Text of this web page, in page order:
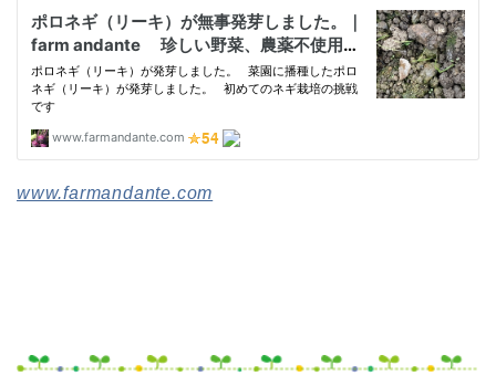
www.farmandante.com